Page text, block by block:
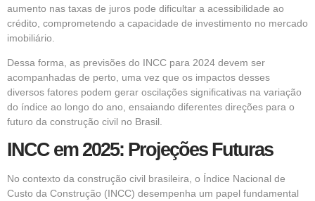
aumento nas taxas de juros pode dificultar a acessibilidade ao
crédito, comprometendo a capacidade de investimento no mercado
imobiliário.
Dessa forma, as previsões do INCC para 2024 devem ser
acompanhadas de perto, uma vez que os impactos desses
diversos fatores podem gerar oscilações significativas na variação
do índice ao longo do ano, ensaiando diferentes direções para o
futuro da construção civil no Brasil.
INCC em 2025: Projeções Futuras
No contexto da construção civil brasileira, o Índice Nacional de
Custo da Construção (INCC) desempenha um papel fundamental